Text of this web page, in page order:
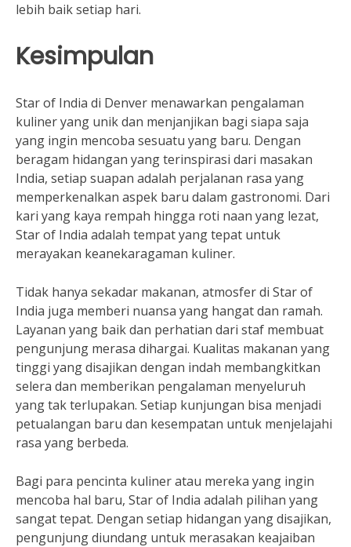
lebih baik setiap hari.
Kesimpulan
Star of India di Denver menawarkan pengalaman
kuliner yang unik dan menjanjikan bagi siapa saja
yang ingin mencoba sesuatu yang baru. Dengan
beragam hidangan yang terinspirasi dari masakan
India, setiap suapan adalah perjalanan rasa yang
memperkenalkan aspek baru dalam gastronomi. Dari
kari yang kaya rempah hingga roti naan yang lezat,
Star of India adalah tempat yang tepat untuk
merayakan keanekaragaman kuliner.
Tidak hanya sekadar makanan, atmosfer di Star of
India juga memberi nuansa yang hangat dan ramah.
Layanan yang baik dan perhatian dari staf membuat
pengunjung merasa dihargai. Kualitas makanan yang
tinggi yang disajikan dengan indah membangkitkan
selera dan memberikan pengalaman menyeluruh
yang tak terlupakan. Setiap kunjungan bisa menjadi
petualangan baru dan kesempatan untuk menjelajahi
rasa yang berbeda.
Bagi para pencinta kuliner atau mereka yang ingin
mencoba hal baru, Star of India adalah pilihan yang
sangat tepat. Dengan setiap hidangan yang disajikan,
pengunjung diundang untuk merasakan keajaiban